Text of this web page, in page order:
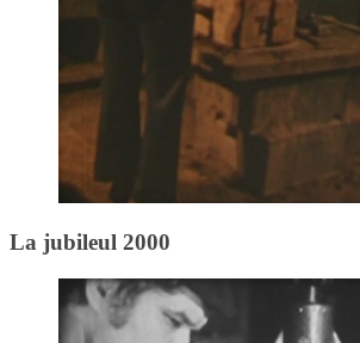
La jubileul 2000